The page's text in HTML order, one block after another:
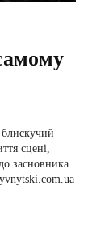
сцені,
засновника